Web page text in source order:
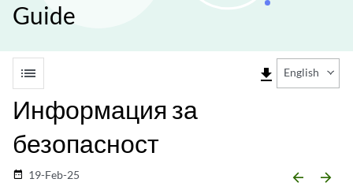
Guide
list file_download English
Информация за
безопасност
date_range 19-Feb-25 arrow_backward arrow_forward